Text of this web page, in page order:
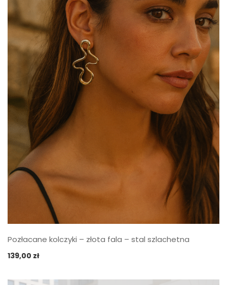
Pozłacane kolczyki – złota fala – stal szlachetna
139,00 zł